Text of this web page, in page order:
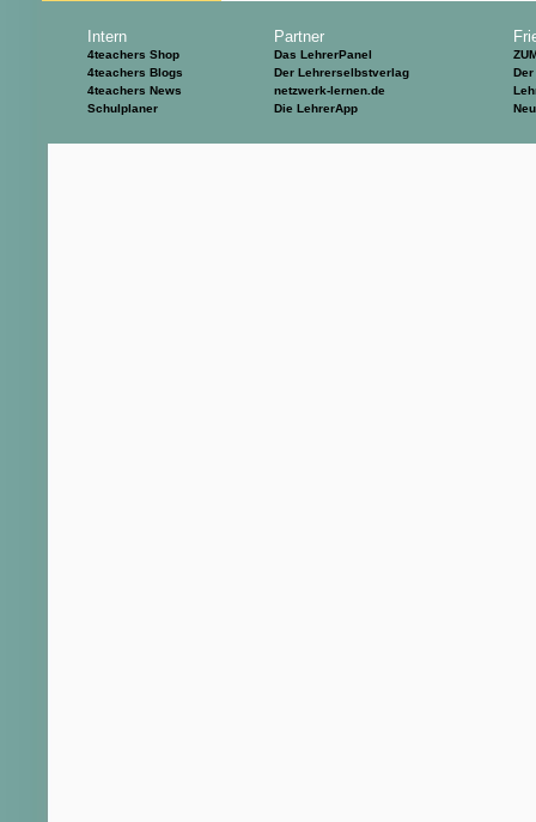
Intern
4teachers Shop
4teachers Blogs
4teachers News
Schulplaner
Partner
Das LehrerPanel
Der Lehrerselbstverlag
netzwerk-lernen.de
Die LehrerApp